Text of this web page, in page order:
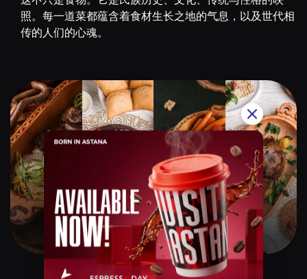
照。每一道菜都蕴含着食材生长之地的气息，以及世代相
传的人们的心魂。
Qazaq Gourmet
$$$$$